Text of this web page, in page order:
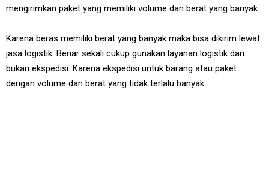
mengirimkan paket yang memiliki volume dan berat yang banyak.
Karena beras memiliki berat yang banyak maka bisa dikirim lewat
jasa logistik. Benar sekali cukup gunakan layanan logistik dan
bukan ekspedisi. Karena ekspedisi untuk barang atau paket
dengan volume dan berat yang tidak terlalu banyak.